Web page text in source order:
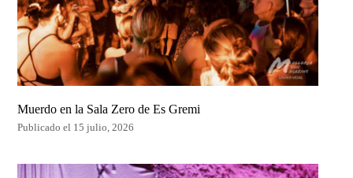
Muerdo en la Sala Zero de Es Gremi
Publicado el 15 julio, 2026